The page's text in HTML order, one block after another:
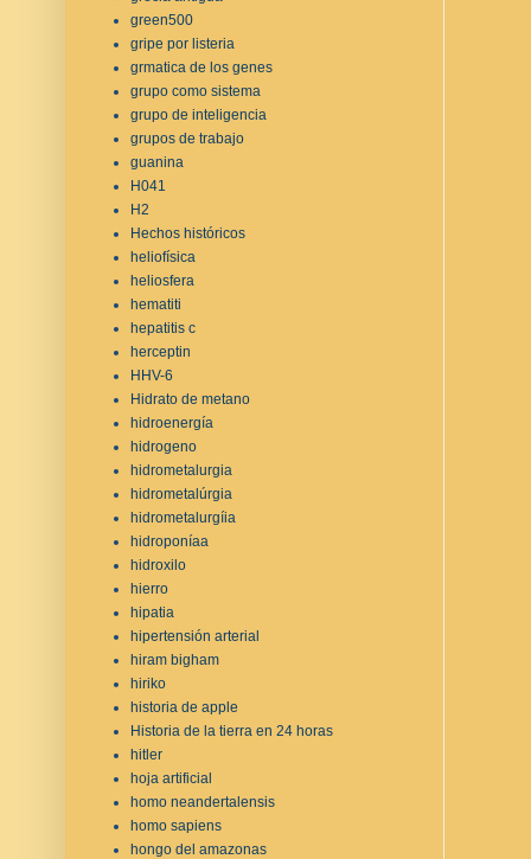
green500
gripe por listeria
grmatica de los genes
grupo como sistema
grupo de inteligencia
grupos de trabajo
guanina
H041
H2
Hechos históricos
heliofísica
heliosfera
hematiti
hepatitis c
herceptin
HHV-6
Hidrato de metano
hidroenergía
hidrogeno
hidrometalurgia
hidrometalúrgia
hidrometalurgíia
hidroponíaa
hidroxilo
hierro
hipatia
hipertensión arterial
hiram bigham
hiriko
historia de apple
Historia de la tierra en 24 horas
hitler
hoja artificial
homo neandertalensis
homo sapiens
hongo del amazonas